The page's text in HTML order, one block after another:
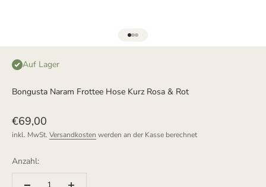
Auf Lager
Bongusta Naram Frottee Hose Kurz Rosa & Rot
Angebot
€69,00
inkl. MwSt. Versandkosten werden an der Kasse berechnet
Anzahl: